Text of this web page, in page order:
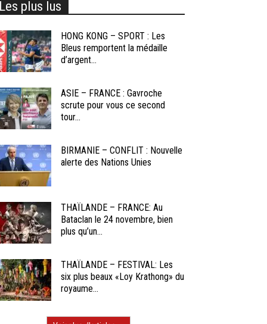
Les plus lus
HONG KONG – SPORT : Les
Bleus remportent la médaille
d’argent...
ASIE – FRANCE : Gavroche
scrute pour vous ce second
tour...
BIRMANIE – CONFLIT : Nouvelle
alerte des Nations Unies
THAÏLANDE – FRANCE: Au
Bataclan le 24 novembre, bien
plus qu’un...
THAÏLANDE – FESTIVAL: Les
six plus beaux «Loy Krathong» du
royaume...